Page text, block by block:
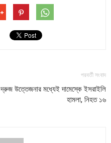
পরবর্তী সংবাদ
দ্রুজ উত্তেজনার মধ্যেই দামেস্কে ইসরাইলি
হামলা, নিহত ১৬